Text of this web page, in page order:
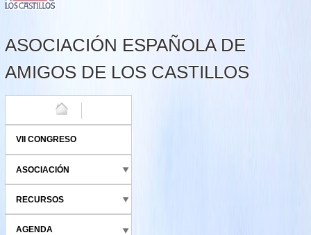
ASOCIACIÓN ESPAÑOLA DE
AMIGOS DE LOS CASTILLOS
VII CONGRESO
ASOCIACIÓN
RECURSOS
AGENDA